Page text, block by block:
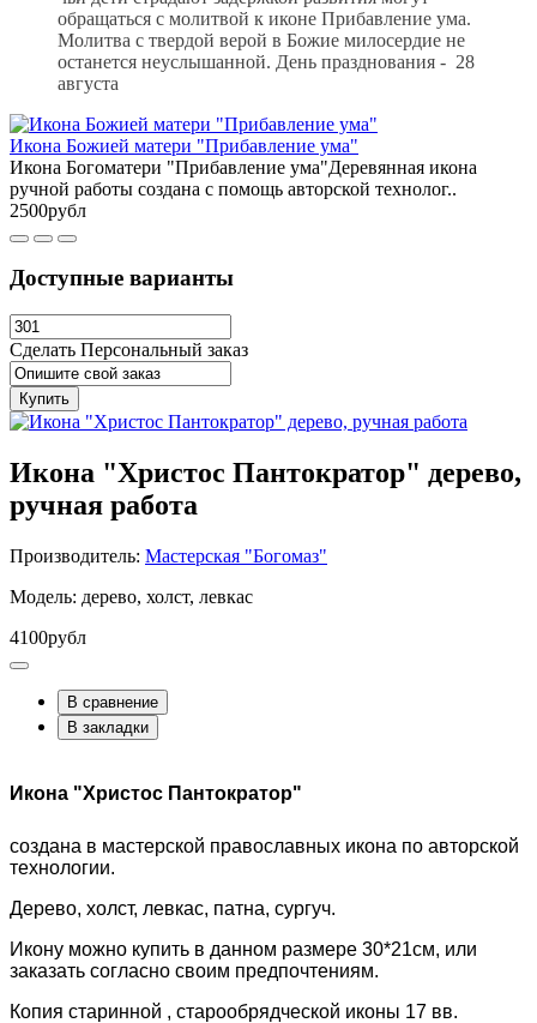
обращаться с молитвой к иконе Прибавление ума.
Молитва с твердой верой в Божие милосердие не
останется неуслышанной. День празднования - 28
августа
Икона Божией матери "Прибавление ума"
Икона Богоматери "Прибавление ума"Деревянная икона
ручной работы создана с помощь авторской технолог..
2500рубл
Доступные варианты
Сделать Персональный заказ
Купить
Икона "Христос Пантократор" дерево,
ручная работа
Производитель: Мастерская "Богомаз"
Модель: дерево, холст, левкас
4100рубл
В сравнение
В закладки
Икона "Христос Пантократор"
создана в мастерской православных икона по авторской
технологии.
Дерево, холст, левкас, патна, сургуч.
Икону можно купить в данном размере 30*21см, или
заказать согласно своим предпочтениям.
Копия старинной , старообрядческой иконы 17 вв.